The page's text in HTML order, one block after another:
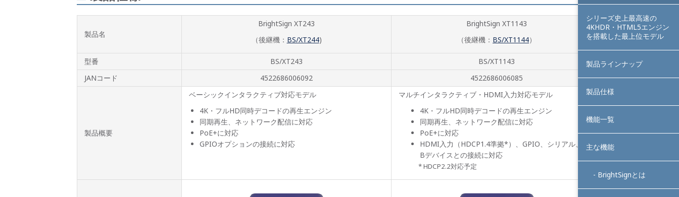
製品名
BrightSign XT243
（後継機： BS/XT244)
BrightSign XT1143
（後継機： BS/XT1144）
型番 BS/XT243
BS/XT1143
JANコード
4522686006092 4522686006085
製品概要
ベーシックインタラクティブ対応モデル
4K・フルHD同時デコードの再生エンジン
同期再生、ネットワーク配信に対応
PoE+に対応
GPIOオプションの接続に対応
マルチインタラクティブ・HDMI入力対応モデル
4K・フルHD同時デコードの再生エンジン
同期再生、ネットワーク配信に対応
PoE+に対応
HDMI入力（HDCP1.4準拠*）、GPIO、シリアル、US
Bデバイスとの接続に対応
* HDCP2.2対応予定
シリーズ史上最高速の
4KHDR・HTML5エンジン
を搭載した最上位モデル
製品ラインナップ
製品仕様
機能一覧
主な機能
- BrightSignとは